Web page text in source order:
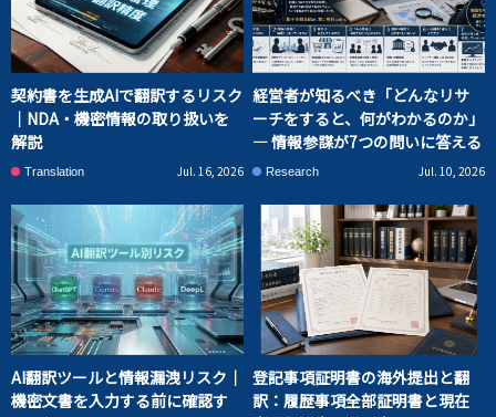
契約書を生成AIで翻訳するリスク
｜NDA・機密情報の取り扱いを
解説
Translation Jul. 16, 2026
経営者が知るべき「どんなリサ
ーチをすると、何がわかるのか」
― 情報参謀が7つの問いに答える
Research Jul. 10, 2026
AI翻訳ツールと情報漏洩リスク｜
機密文書を入力する前に確認す
登記事項証明書の海外提出と翻
訳：履歴事項全部証明書と現在